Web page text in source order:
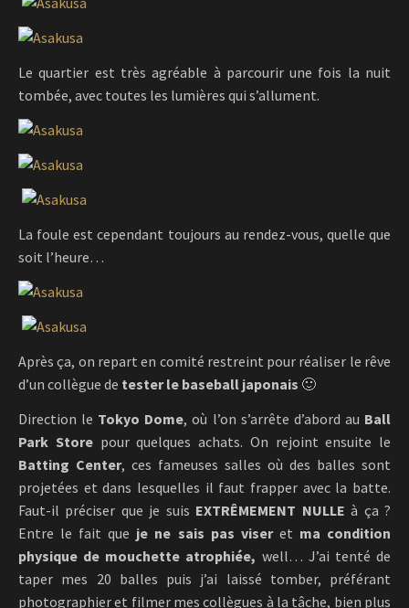
Le quartier est très agréable à parcourir une fois la nuit
tombée, avec toutes les lumières qui s’allument.
La foule est cependant toujours au rendez-vous, quelle que
soit l’heure…
Après ça, on repart en comité restreint pour réaliser le rêve
d’un collègue de tester le baseball japonais 🙂
Direction le Tokyo Dome, où l’on s’arrête d’abord au Ball
Park Storepour quelques achats. On rejoint ensuite le
Batting Center, ces fameuses salles où des balles sont
projetées et dans lesquelles il faut frapper avec la batte.
Faut-il préciser que je suis EXTRÊMEMENT NULLE à ça ?
Entre le fait que je ne sais pas viseret ma condition
physique de mouchette atrophiée, well… J’ai tenté de
taper mes 20 balles puis j’ai laissé tomber, préférant
photographier et filmer mes collègues à la tâche, bien plus